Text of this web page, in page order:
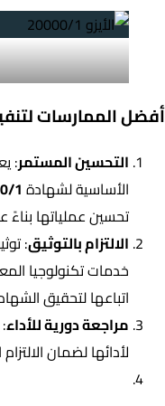
أفضل الممارسات لتنفيذ
التحسين المستمر:
الأساسية لشهادة1
تحسين عملياتها بناءً
الالتزام بالتوثيق:
خدمات تكنولوجيا
اتباعها لتحقيق
مراجعة دورية للأداء
لأدائها لضمان